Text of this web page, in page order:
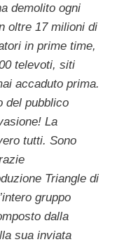
demolito ogni
oltre 17 milioni di
in prime time,
televoti, siti
accaduto prima.
del pubblico
La
tutti. Sono
Triangle di
gruppo
dalla
sua inviata